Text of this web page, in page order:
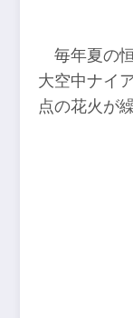
毎年夏の
大空中ナイ
点の花火が